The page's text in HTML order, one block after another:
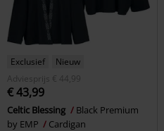
Exclusief
Nieuw
Adviesprijs
€ 44,99
€ 43,99
Celtic Blessing
Black Premium
by EMP
Cardigan